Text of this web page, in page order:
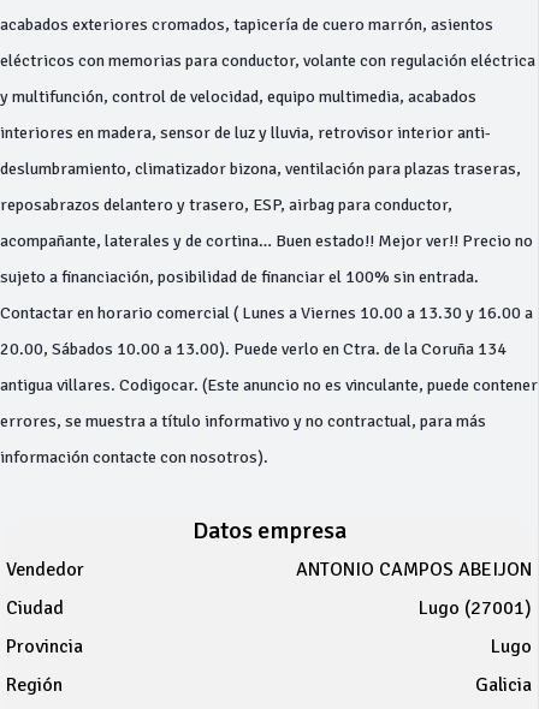
acabados exteriores cromados, tapicería de cuero marrón, asientos
eléctricos con memorias para conductor, volante con regulación eléctrica
y multifunción, control de velocidad, equipo multimedia, acabados
interiores en madera, sensor de luz y lluvia, retrovisor interior anti-
deslumbramiento, climatizador bizona, ventilación para plazas traseras,
reposabrazos delantero y trasero, ESP, airbag para conductor,
acompañante, laterales y de cortina… Buen estado!! Mejor ver!! Precio no
sujeto a financiación, posibilidad de financiar el 100% sin entrada.
Contactar en horario comercial ( Lunes a Viernes 10.00 a 13.30 y 16.00 a
20.00, Sábados 10.00 a 13.00). Puede verlo en Ctra. de la Coruña 134
antigua villares. Codigocar. (Este anuncio no es vinculante, puede contener
errores, se muestra a título informativo y no contractual, para más
información contacte con nosotros).
Datos empresa
Vendedor
ANTONIO CAMPOS ABEIJON
Ciudad
Lugo (27001)
Provincia
Lugo
Región
Galicia